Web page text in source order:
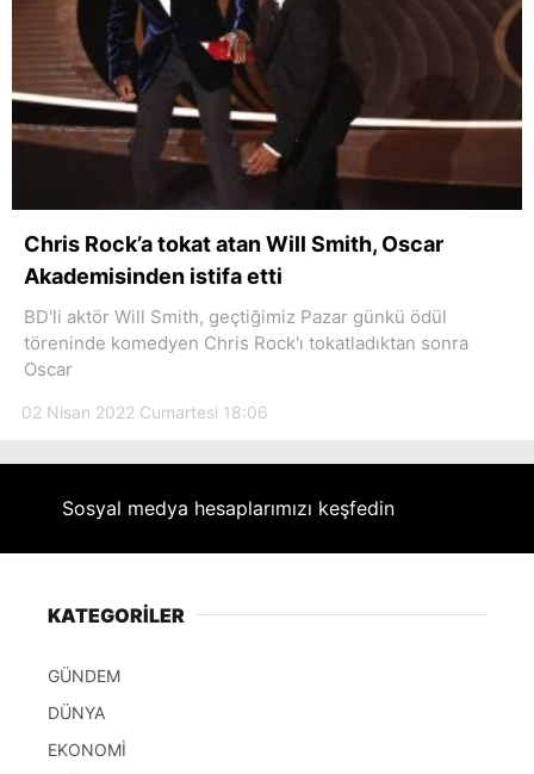
Chris Rock’a tokat atan Will Smith, Oscar
Akademisinden istifa etti
BD'li aktör Will Smith, geçtiğimiz Pazar günkü ödül
töreninde komedyen Chris Rock'ı tokatladıktan sonra
Oscar
02 Nisan 2022 Cumartesi 18:06
Sosyal medya hesaplarımızı keşfedin
KATEGORİLER
GÜNDEM
DÜNYA
EKONOMİ